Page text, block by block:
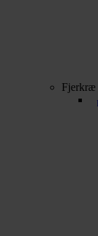
Fjerkræ